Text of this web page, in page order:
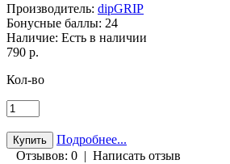
Производитель: dipGRIP
Бонусные баллы: 24
Наличие: Есть в наличии
790 р.
Кол-во
Подробнее...
Отзывов: 0 | Написать отзыв